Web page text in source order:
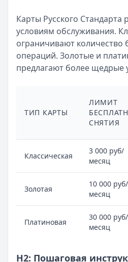
Карты Русского Стандарта
условиям обслуживания.
ограничивают количество
операций. Золотые и
предлагают более щедрые
ТИП КАРТЫ
ЛИМИТ
СНЯТИЯ
Классическая
3 000 руб/
месяц
Золотая
10 000 руб/
месяц
Платиновая
30 000 руб/
месяц
H2: Пошаговая